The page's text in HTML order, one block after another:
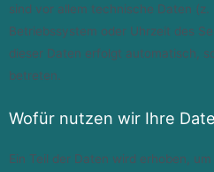
sind vor allem technische Daten (z.
Betriebssystem oder Uhrzeit des
dieser Daten erfolgt automatisch,
betreten.
Wofür nutzen wir Ihre
Ein Teil der Daten wird erhoben,